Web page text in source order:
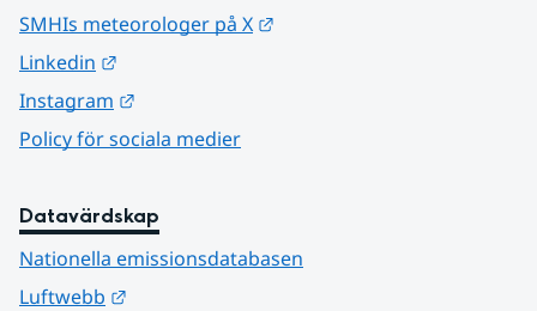
SMHIs meteorologer på X
Linkedin
Instagram
Policy för sociala medier
Datavärdskap
Nationella emissionsdatabasen
Luftwebb